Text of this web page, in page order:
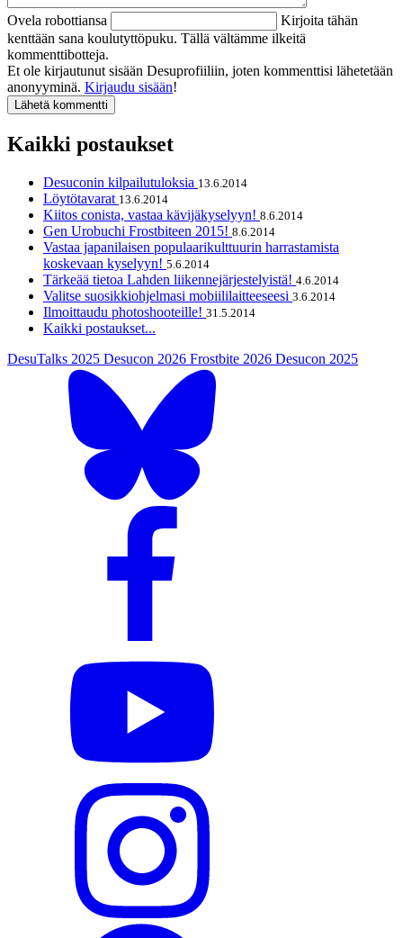
Ovela robottiansa
Kirjoita tähän
kenttään sana koulutyttöpuku. Tällä vältämme ilkeitä
kommenttibotteja.
Et ole kirjautunut sisään Desuprofiiliin, joten kommenttisi lähetetään
anonyyminä. Kirjaudu sisään!
Kaikki postaukset
Desuconin kilpailutuloksia 13.6.2014
Löytötavarat 13.6.2014
Kiitos conista, vastaa kävijäkyselyyn! 8.6.2014
Gen Urobuchi Frostbiteen 2015! 8.6.2014
Vastaa japanilaisen populaarikulttuurin harrastamista
koskevaan kyselyyn! 5.6.2014
Tärkeää tietoa Lahden liikennejärjestelyistä! 4.6.2014
Valitse suosikkiohjelmasi mobiililaitteeseesi 3.6.2014
Ilmoittaudu photoshooteille! 31.5.2014
Kaikki postaukset...
DesuTalks 2025 Desucon 2026 Frostbite 2026 Desucon 2025